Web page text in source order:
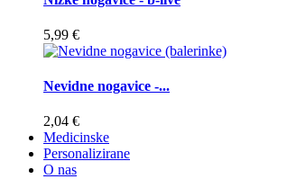
5,99 €
Nevidne nogavice -...
2,04 €
Medicinske
Personalizirane
O nas